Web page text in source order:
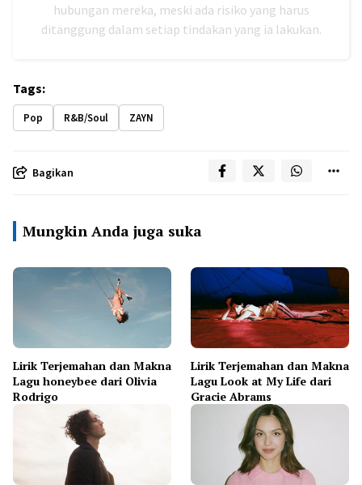
hubungan mereka, meski ada risiko yang harus
ditanggung dalam setiap tindakan yang ia lakukan.
Tags:
Pop R&B/Soul ZAYN
Bagikan
Mungkin Anda juga suka
Lirik Terjemahan dan Makna
Lagu honeybee dari Olivia
Rodrigo
Lirik Terjemahan dan Makna
Lagu Look at My Life dari
Gracie Abrams